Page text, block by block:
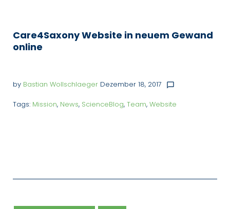
Care4Saxony Website in neuem Gewand
online
by Bastian Wollschlaeger Dezember 18, 2017 chat_bubble_outline
Tags: Mission, News, ScienceBlog, Team, Website